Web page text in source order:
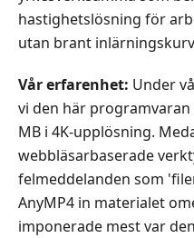
frågor
hastighetslösning för
utan brant
Vår erfarenhet: Under
vi den här programvaran
MB i 4K‑upplösning.
webbläsarbaserade
felmeddelanden som
AnyMP4 in materialet
imponerade mest var